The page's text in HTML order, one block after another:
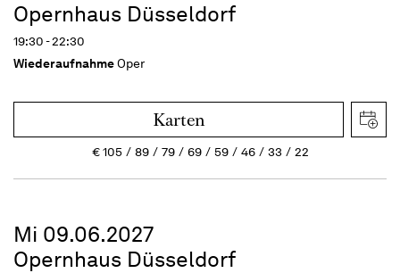
Opernhaus Düsseldorf
19:30 - 22:30
WiederaufnahmeOper
Karten
€105 89 79 69 59 46 33 22
Mi 09.06.2027
Opernhaus Düsseldorf